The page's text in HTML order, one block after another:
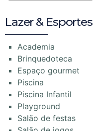
Lazer & Esportes
Academia
Brinquedoteca
Espaço gourmet
Piscina
Piscina Infantil
Playground
Salão de festas